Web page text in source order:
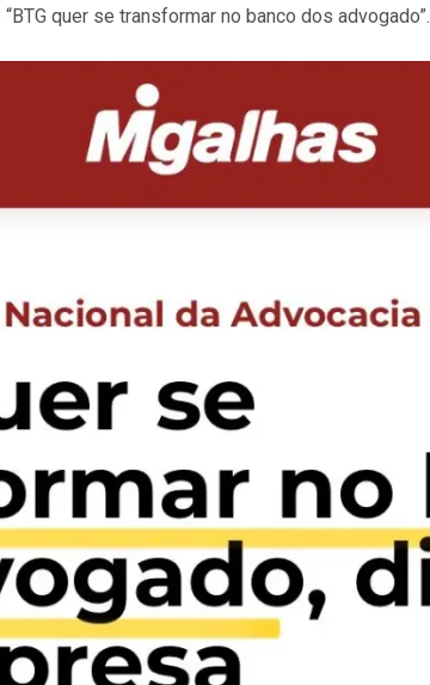
quer se transformar no banco dos advogado”.